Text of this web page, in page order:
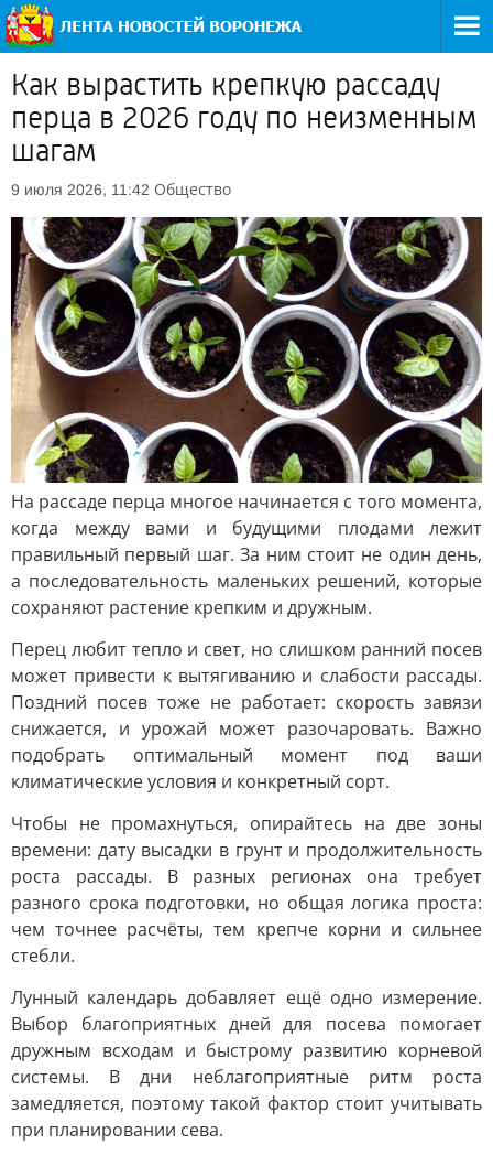
Как вырастить крепкую рассаду
перца в 2026 году по неизменным
шагам
9 июля 2026, 11:42 Общество
На рассаде перца многое начинается с того момента,
когда между вами и будущими плодами лежит
правильный первый шаг. За ним стоит не один день,
а последовательность маленьких решений, которые
сохраняют растение крепким и дружным.
Перец любит тепло и свет, но слишком ранний посев
может привести к вытягиванию и слабости рассады.
Поздний посев тоже не работает: скорость завязи
снижается, и урожай может разочаровать. Важно
подобрать оптимальный момент под ваши
климатические условия и конкретный сорт.
Чтобы не промахнуться, опирайтесь на две зоны
времени: дату высадки в грунт и продолжительность
роста рассады. В разных регионах она требует
разного срока подготовки, но общая логика проста:
чем точнее расчёты, тем крепче корни и сильнее
стебли.
Лунный календарь добавляет ещё одно измерение.
Выбор благоприятных дней для посева помогает
дружным всходам и быстрому развитию корневой
системы. В дни неблагоприятные ритм роста
замедляется, поэтому такой фактор стоит учитывать
при планировании сева.